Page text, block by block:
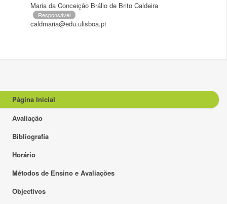
Maria da Conceição Brálio de Brito Caldeira
Responsável
caldmaria@edu.ulisboa.pt
Página Inicial
Avaliação
Bibliografia
Horário
Métodos de Ensino e Avaliações
Objectivos